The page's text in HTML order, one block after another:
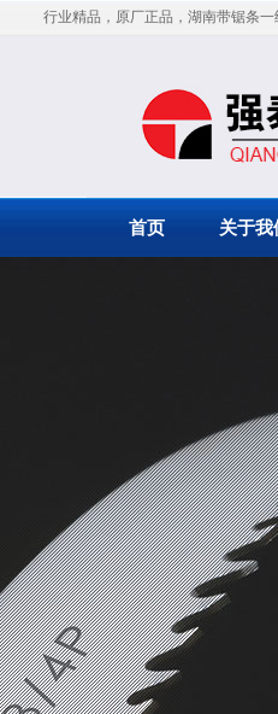
行业精品，原厂正品，湖南带锯条一级
首页 关于我